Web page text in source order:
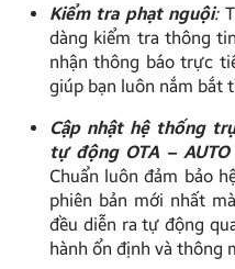
Kiểm tra phạt nguội:
dàng kiểm tra thông
nhận thông báo trực
giúp bạn luôn nắm bắt
Cập nhật hệ thống
tự động OTA – AUTO
Chuẩn luôn đảm bảo
phiên bản mới nhất
đều diễn ra tự động
hành ổn định và thông